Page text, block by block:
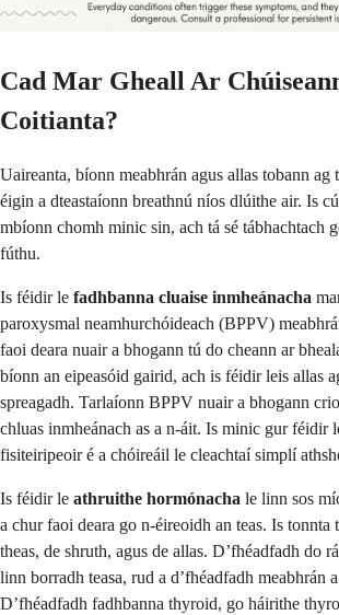
Cad Mar Gheall Ar
Coitianta?
Uaireanta, bíonn meabhrán agus allas tobann ag
éigin a dteastaíonn breathnú níos dlúithe air. Is
mbíonn chomh minic sin, ach tá sé tábhachtach
fúthu.
Is féidir le fadhbanna cluaise inmheánacha
paroxysmal neamhurchóideach (BPPV)
faoi deara nuair a bhogann tú do cheann ar
bíonn an eipeasóid gairid, ach is féidir leis allas
spreagadh. Tarlaíonn BPPV nuair a bhogann
chluas inmheánach as a n-áit. Is minic gur féidir
fisiteiripeoir é a chóireáil le cleachtaí simplí
Is féidir le athruithe hormónacha le linn sos
a chur faoi deara go n-éireoidh an teas. Is tonnta
theas, de shruth, agus de allas. D’fhéadfadh do
linn borradh teasa, rud a d’fhéadfadh meabhrán
D’fhéadfadh fadhbanna thyroid, go háirithe